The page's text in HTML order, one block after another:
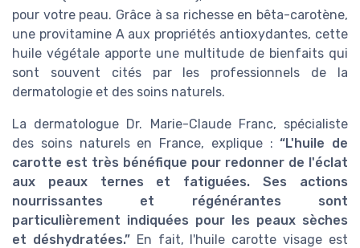
pour votre peau. Grâce à sa richesse en bêta-carotène,
une provitamine A aux propriétés antioxydantes, cette
huile végétale apporte une multitude de bienfaits qui
sont souvent cités par les professionnels de la
dermatologie et des soins naturels.
La dermatologue Dr. Marie-Claude Franc, spécialiste
des soins naturels en France, explique :“L'huile de
carotte est très bénéfique pour redonner de l'éclat
aux peaux ternes et fatiguées. Ses actions
nourrissantes et régénérantes sont
particulièrement indiquées pour les peaux sèches
et déshydratées.”En fait, l'huile carotte visage est